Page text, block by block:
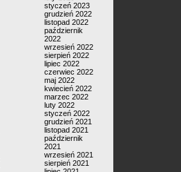
styczeń 2023
grudzień 2022
listopad 2022
październik
2022
wrzesień 2022
sierpień 2022
lipiec 2022
czerwiec 2022
maj 2022
kwiecień 2022
marzec 2022
luty 2022
styczeń 2022
grudzień 2021
listopad 2021
październik
2021
wrzesień 2021
sierpień 2021